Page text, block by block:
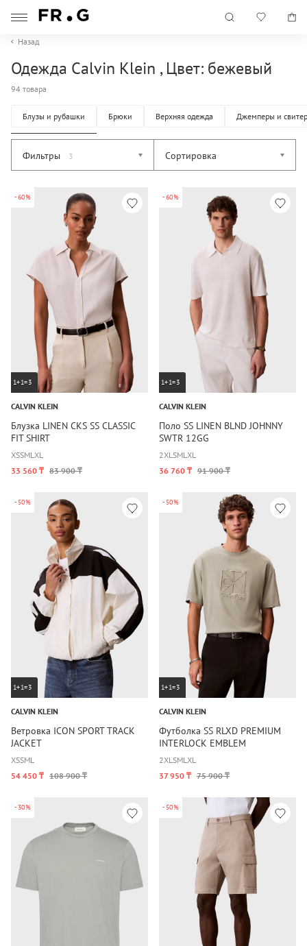
Назад
Одежда Calvin Klein , Цвет: бежевый
94 товара
Блузы и рубашки Брюки Верхняя одежда Джемперы и
Фильтры 3 Сортировка
-60%
1+1=3
CALVIN KLEIN
Блузка LINEN CKS SS CLASSIC
FIT SHIRT
XSSMLXL
33 560 ₸ 83 900 ₸
-60%
1+1=3
CALVIN KLEIN
Поло SS LINEN BLND JOHNNY
SWTR 12GG
2XLSMLXL
36 760 ₸ 91 900 ₸
-50%
1+1=3
CALVIN KLEIN
Ветровка ICON SPORT TRACK
JACKET
XSSML
54 450 ₸ 108 900 ₸
-50%
1+1=3
CALVIN KLEIN
Футболка SS RLXD PREMIUM
INTERLOCK EMBLEM
2XLSMLXL
37 950 ₸ 75 900 ₸
-30% -50%